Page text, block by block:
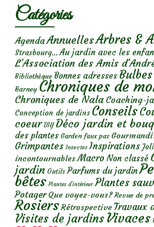
Catégories
AgendaAnnuellesArbres &
Strasbourg... Au jardin avec les
L'Association des Amis
Bibliothèque Bonnes adresses Bulbes
Barney Chroniques de
Chroniques de Nala Coaching-
Conception de jardins Conseils
coeur DIY Déco jardin et
des plantes Garden faux pas
Grimpantes Insectes Inspirations
incontournables Macro Non classé
jardin Outils Parfums du jardin
bêtes Plantes d’intérieur Plantes
Potager Que voyez-vous? Revue de
Rosiers Rétrospective Travaux
Visites de jardins Vivaces